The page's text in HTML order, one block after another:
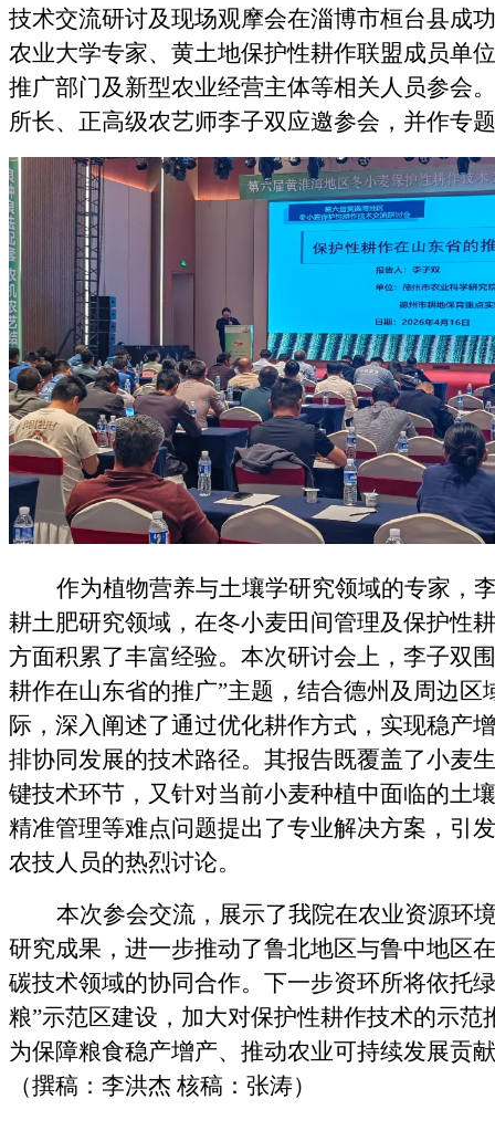
技术交流研讨及现场观摩会在淄博市桓台县成
农业大学专家、黄土地保护性耕作联盟成员单
推广部门及新型农业经营主体等相关人员参会
所长、正高级农艺师李子双应邀参会，并作专
作为植物营养与土壤学研究领域的专家，
耕土肥研究领域，在冬小麦田间管理及保护性
方面积累了丰富经验。本次研讨会上，李子双
耕作在山东省的推广”主题，结合德州及周边区
际，深入阐述了通过优化耕作方式，实现稳产
排协同发展的技术路径。其报告既覆盖了小麦
键技术环节，又针对当前小麦种植中面临的土
精准管理等难点问题提出了专业解决方案，引
农技人员的热烈讨论。
本次参会交流，展示了我院在农业资源环
研究成果，进一步推动了鲁北地区与鲁中地区
碳技术领域的协同合作。下一步资环所将依托
粮”示范区建设，加大对保护性耕作技术的示范
为保障粮食稳产增产、推动农业可持续发展贡
（撰稿：李洪杰 核稿：张涛）